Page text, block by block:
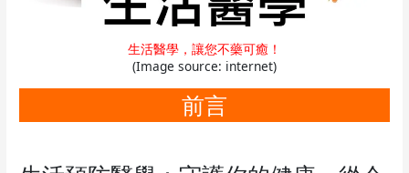
生活醫學，讓您不藥可癒！
(Image source: internet)
前言